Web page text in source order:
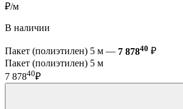
₽/м
В наличии
Пакет (полиэтилен) 5 м — 7 87840 ₽
Пакет (полиэтилен) 5 м
7 87840₽